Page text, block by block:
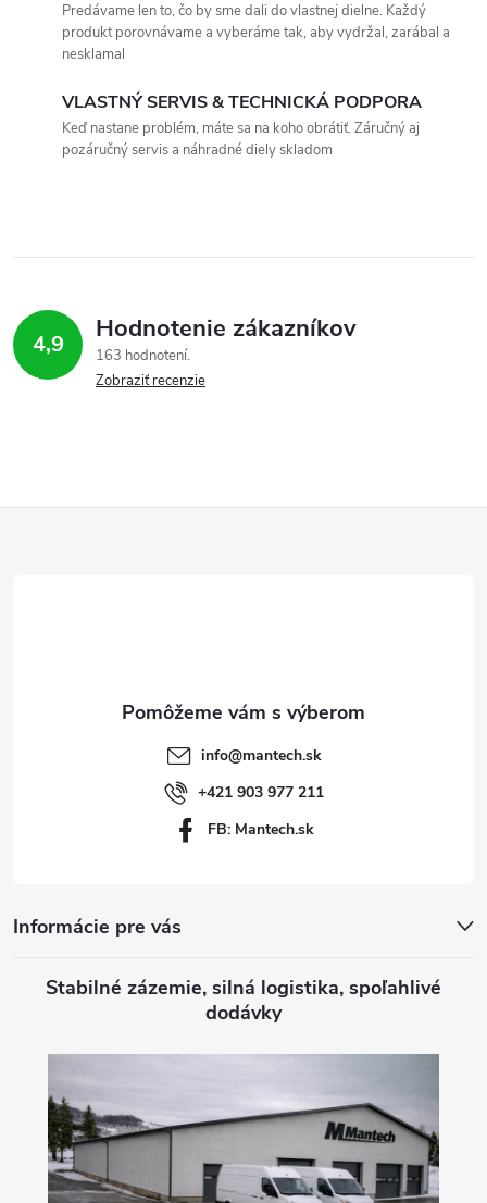
Predávame len to, čo by sme dali do vlastnej dielne. Každý
produkt porovnávame a vyberáme tak, aby vydržal, zarábal a
nesklamal
VLASTNÝ SERVIS & TECHNICKÁ PODPORA
Keď nastane problém, máte sa na koho obrátiť. Záručný aj
pozáručný servis a náhradné diely skladom
4,9 Hodnotenie zákazníkov
163 hodnotení
Zobraziť recenzie
info@mantech.sk
+421 903 977 211
FB: Mantech.sk
Informácie pre vás
Stabilné zázemie, silná logistika, spoľahlivé
dodávky